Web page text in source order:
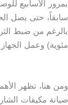
بمرور الأسابيع
سابقاً، حتى يصل
مئوية) وعمل
ومن هنا، تظهر
صيانة مكيفات